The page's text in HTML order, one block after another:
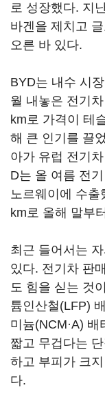
로 성장했다. 지
바겐을 제치고
오른 바 있다.
BYD는 내수 시
월 내놓은 전기
km로 가격이 테
해 큰 인기를 끌
아가 유럽 전기
D는 올 여름 전
노르웨이에 수출
km로 올해 말부
최근 들어서는
있다. 전기차 판
도 힘을 싣는 것
튬인산철(LFP)
미늄(NCM·A)
짧고 무겁다는
하고 부피가 크
다.